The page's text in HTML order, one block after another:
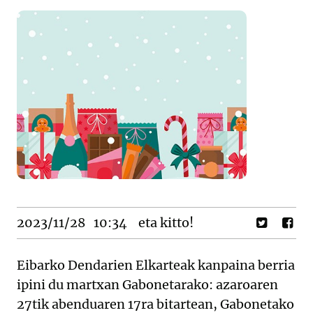
2023/11/28 10:34 eta kitto!
Eibarko Dendarien Elkarteak kanpaina berria
ipini du martxan Gabonetarako: azaroaren
27tik abenduaren 17ra bitartean, Gabonetako